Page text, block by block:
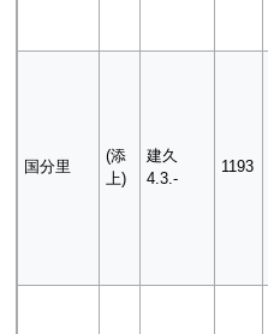
国分里
(添
上)
建久
4.3.-
1193